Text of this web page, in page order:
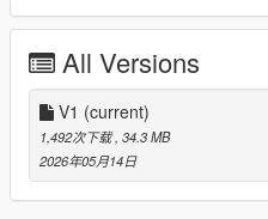
All Versions
V1 (current)
1,492次下载 , 34.3 MB
2026年05月14日